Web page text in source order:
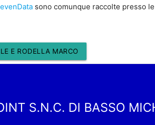
sono comunque raccolte presso
E RODELLA MARCO
S.N.C. DI BASSO